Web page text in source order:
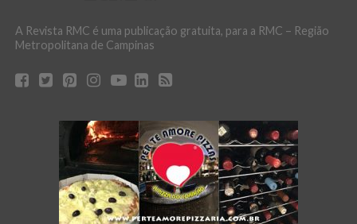
A Revista RMC é uma publicação gratuita, para a RMC – Região
Metropolitana de Campinas